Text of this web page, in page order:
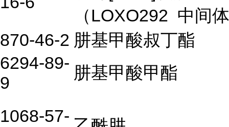
（LOXO292 中间
870-46-2 肼基甲酸叔丁酯
6294-89-
9
肼基甲酸甲酯
1068-57-